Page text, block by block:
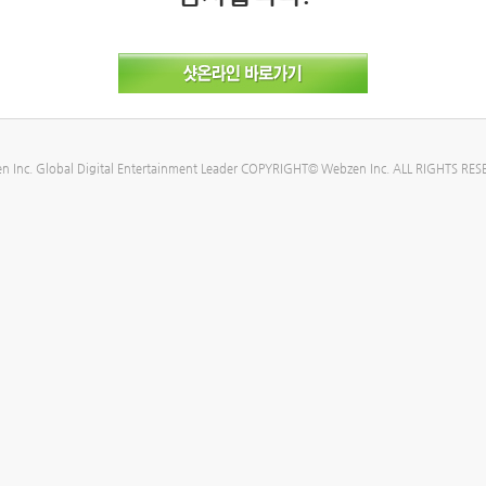
Inc. Global Digital Entertainment Leader COPYRIGHT© Webzen Inc. ALL RIGHTS